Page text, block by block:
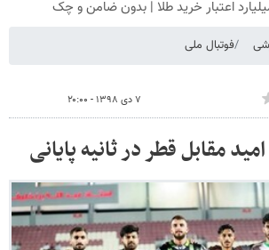
فوتبال ملی
۷ دی ۱۳۹۸ - ۲۰:۰۰
مقابل قطر در ثانیه پایانی